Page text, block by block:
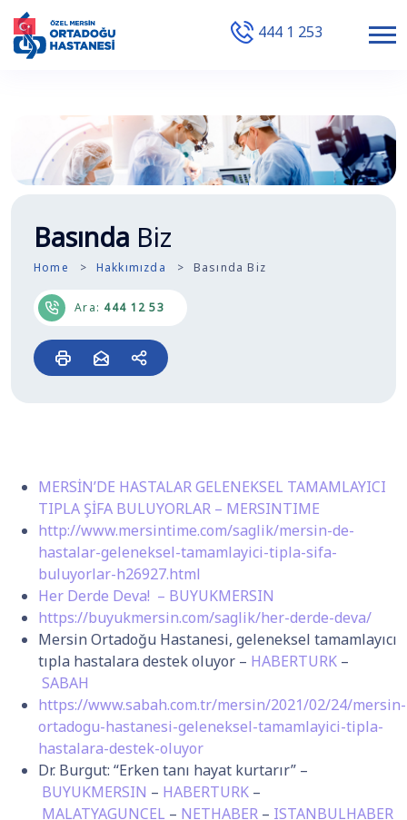
444 1 253
Basında Biz
Home Hakkımızda Basında Biz
Ara: 444 12 53
MERSİN’DE HASTALAR GELENEKSEL TAMAMLAYICI
TIPLA ŞİFA BULUYORLAR – MERSINTIME
http://www.mersintime.com/saglik/mersin-de-
hastalar-geleneksel-tamamlayici-tipla-sifa-
buluyorlar-h26927.html
Her Derde Deva! – BUYUKMERSIN
https://buyukmersin.com/saglik/her-derde-deva/
Mersin Ortadoğu Hastanesi, geleneksel tamamlayıcı
tıpla hastalara destek oluyor – HABERTURK –
SABAH
https://www.sabah.com.tr/mersin/2021/02/24/mersin-
ortadogu-hastanesi-geleneksel-tamamlayici-tipla-
hastalara-destek-oluyor
Dr. Burgut: “Erken tanı hayat kurtarır” –
BUYUKMERSIN – HABERTURK –
MALATYAGUNCEL – NETHABER – ISTANBULHABER